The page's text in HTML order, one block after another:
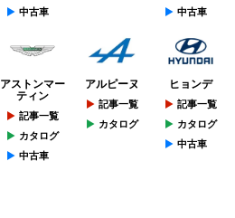
中古車
中古車
アストンマー
ティン
記事一覧
カタログ
中古車
アルピーヌ
記事一覧
カタログ
ヒョンデ
記事一覧
カタログ
中古車